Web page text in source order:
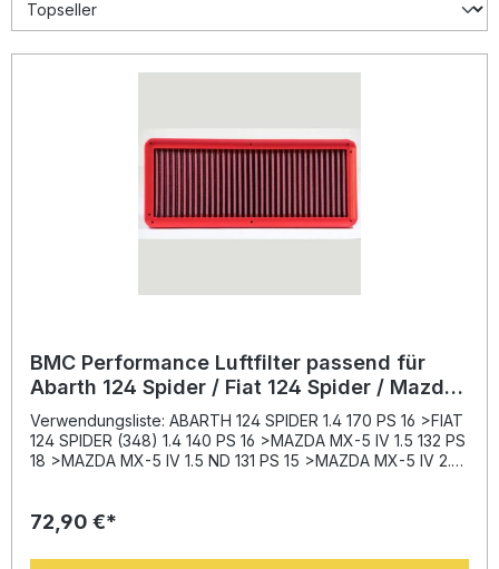
BMC Performance Luftfilter passend für
Abarth 124 Spider / Fiat 124 Spider / Mazda
MX-5 IV FB933/01
Verwendungsliste: ABARTH 124 SPIDER 1.4 170 PS 16 >FIAT
124 SPIDER (348) 1.4 140 PS 16 >MAZDA MX-5 IV 1.5 132 PS
18 >MAZDA MX-5 IV 1.5 ND 131 PS 15 >MAZDA MX-5 IV 2.0
um die Effizienz und Leistungsfähigkeit Ihres Motors
Baumwolltechnologie sorgt der Filter für einen erhöhten
72,90 €*